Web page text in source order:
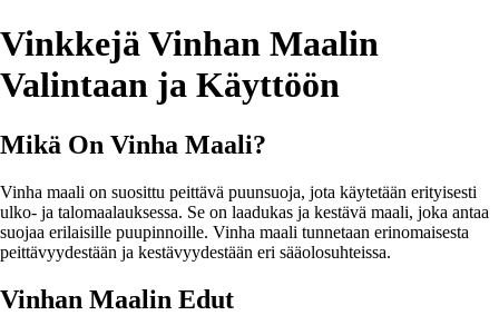
Vinkkejä Vinhan Maalin
Valintaan ja Käyttöön
Mikä On Vinha Maali?
Vinha maali on suosittu peittävä puunsuoja, jota käytetään erityisesti
ulko- ja talomaalauksessa. Se on laadukas ja kestävä maali, joka antaa
suojaa erilaisille puupinnoille. Vinha maali tunnetaan erinomaisesta
peittävyydestään ja kestävyydestään eri sääolosuhteissa.
Vinhan Maalin Edut